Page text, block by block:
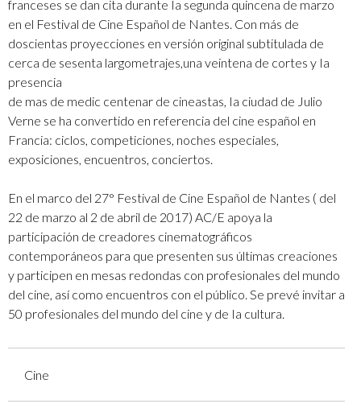
franceses se dan cita durante Ia segunda quincena de marzo
en el Festival de Cine Español de Nantes. Con más de
doscientas proyecciones en versión original subtitulada de
cerca de sesenta largometrajes,una veintena de cortes y Ia
presencia
de mas de medic centenar de cineastas, Ia ciudad de Julio
Verne se ha convertido en referencia del cine español en
Francia: ciclos, competiciones, noches especiales,
exposiciones, encuentros, conciertos.
En el marco del 27° Festival de Cine Español de Nantes ( del
22 de marzo al 2 de abril de 2017) AC/E apoya la
participación de creadores cinematográficos
contemporáneos para que presenten sus últimas creaciones
y participen en mesas redondas con profesionales del mundo
del cine, así como encuentros con el público. Se prevé invitar a
50 profesionales del mundo del cine y de Ia cultura.
Cine